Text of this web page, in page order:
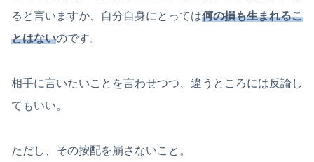
ると言いますか、自分自身にとっては何の損も生まれるこ
とはないのです。
相手に言いたいことを言わせつつ、違うところには反論し
てもいい。
ただし、その按配を崩さないこと。